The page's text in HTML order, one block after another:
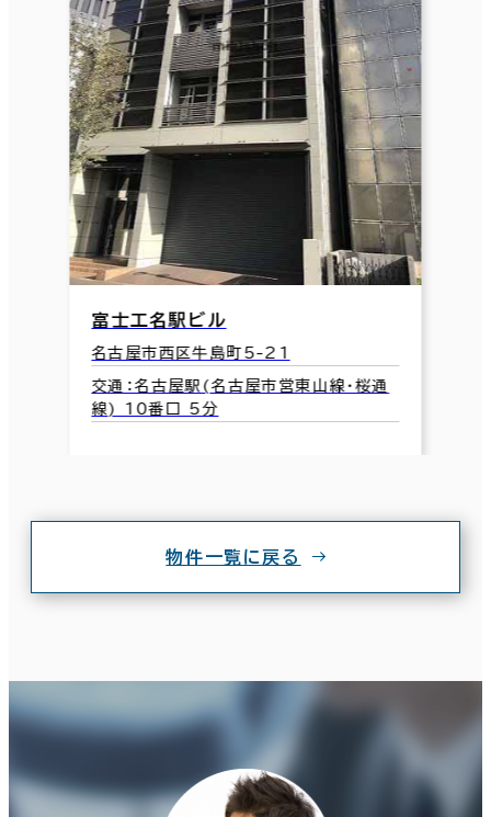
富士工名駅ビル
名古屋市西区牛島町5-21
交通：名古屋駅(名古屋市営東山線･桜通
線) 10番口 5分
物件一覧に戻る